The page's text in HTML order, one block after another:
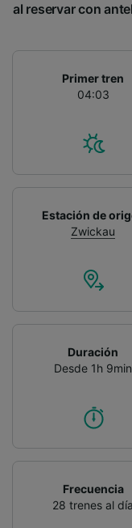
al reservar con
Primer tren
04:03
Estación de
Zwickau
Duración
Desde 1h 9min
Frecuencia
28 trenes al día